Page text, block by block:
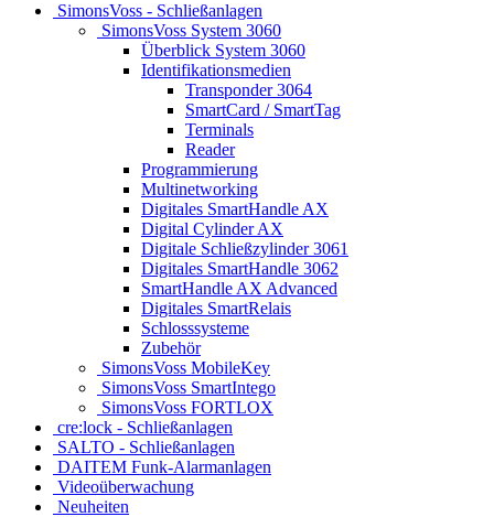
SimonsVoss - Schließanlagen
SimonsVoss System 3060
Überblick System 3060
Identifikationsmedien
Transponder 3064
SmartCard / SmartTag
Terminals
Reader
Programmierung
Multinetworking
Digitales SmartHandle AX
Digital Cylinder AX
Digitale Schließzylinder 3061
Digitales SmartHandle 3062
SmartHandle AX Advanced
Digitales SmartRelais
Schlosssysteme
Zubehör
SimonsVoss MobileKey
SimonsVoss SmartIntego
SimonsVoss FORTLOX
cre:lock - Schließanlagen
SALTO - Schließanlagen
DAITEM Funk-Alarmanlagen
Videoüberwachung
Neuheiten